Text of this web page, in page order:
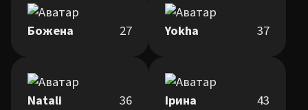
Божена 27 Yokha 37
Natali 36 Ірина 43